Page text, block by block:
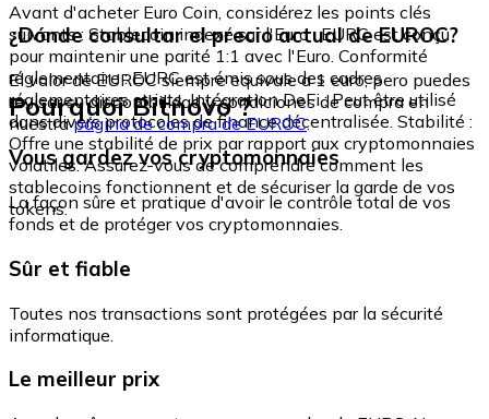
Avant d'acheter Euro Coin, considérez les points clés
suivants : Stablecoin indexé sur l'Euro : EURC est conçu
pour maintenir une parité 1:1 avec l'Euro. Conformité
réglementaire : EURC est émis sous des cadres
réglementaires stricts. Intégration DeFi : Peut être utilisé
dans divers protocoles de finance décentralisée. Stabilité :
Offre une stabilité de prix par rapport aux cryptomonnaies
volatiles. Assurez-vous de comprendre comment les
stablecoins fonctionnent et de sécuriser la garde de vos
tokens.
¿Dónde consultar el precio actual de EUROC?
El valor de EUROC siempre equivale a 1 euro, pero puedes
revisar su disponibilidad y condiciones de compra en
nuestrapágina de compra de EUROC.
Pourquoi Bitnovo ?
Vous gardez vos cryptomonnaies
La façon sûre et pratique d'avoir le contrôle total de vos
fonds et de protéger vos cryptomonnaies.
Sûr et fiable
Toutes nos transactions sont protégées par la sécurité
informatique.
Le meilleur prix